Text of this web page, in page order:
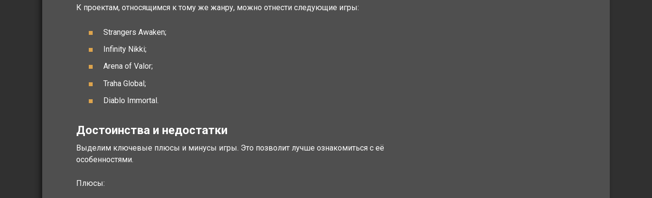
К проектам, относящимся к тому же жанру, можно отнести следующие игры:
Strangers Awaken;
Infinity Nikki;
Arena of Valor;
Traha Global;
Diablo Immortal.
Достоинства и недостатки
Выделим ключевые плюсы и минусы игры. Это позволит лучше ознакомиться с её
особенностями.
Плюсы: